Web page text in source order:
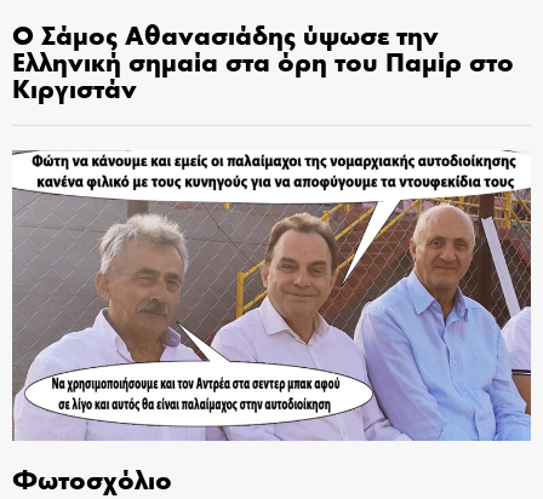
Ο Σάμος Αθανασιάδης ύψωσε την
Ελληνική σημαία στα όρη του Παμίρ στο
Κιργιστάν
Φωτοσχόλιο